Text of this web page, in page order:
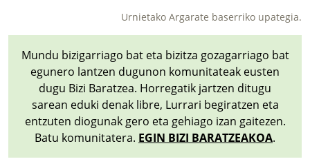
Urnietako Argarate baserriko upategia.
Mundu bizigarriago bat eta bizitza gozagarriago bat
egunero lantzen dugunon komunitateak eusten
dugu Bizi Baratzea. Horregatik jartzen ditugu
sarean eduki denak libre, Lurrari begiratzen eta
entzuten diogunak gero eta gehiago izan gaitezen.
Batu komunitatera. EGIN BIZI BARATZEAKOA.